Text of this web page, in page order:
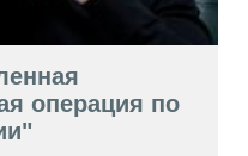
операция по